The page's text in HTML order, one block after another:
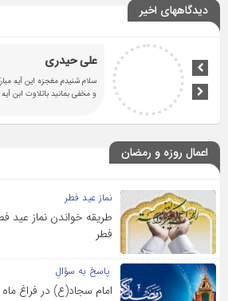
دیدگاههای اخیر
علی حیدری
سلام شنیدم مغجزه این آیه
و مخفی بمانید باتلاوت ابن
اعمال روزه و رمضان
نماز عید فطر
طریقه خواندن نماز عید
فطر
پاسخ به سؤالِ
امام سجاد(ع) در فراغ